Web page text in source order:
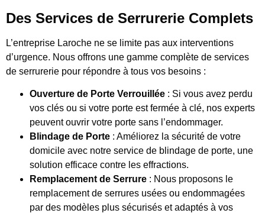
Des Services de Serrurerie Complets
L’entreprise Laroche ne se limite pas aux interventions
d’urgence. Nous offrons une gamme complète de services
de serrurerie pour répondre à tous vos besoins :
Ouverture de Porte Verrouillée : Si vous avez perdu
vos clés ou si votre porte est fermée à clé, nos experts
peuvent ouvrir votre porte sans l’endommager.
Blindage de Porte : Améliorez la sécurité de votre
domicile avec notre service de blindage de porte, une
solution efficace contre les effractions.
Remplacement de Serrure : Nous proposons le
remplacement de serrures usées ou endommagées
par des modèles plus sécurisés et adaptés à vos